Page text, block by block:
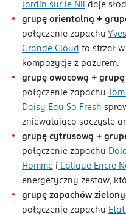
Jardin sur le Nildaje
grupę orientalną +
połączenie zapachu
Grande Cloud to strzał
kompozycje z pazurem.
grupę owocową +
połączenie zapachu
Daisy Eau So Fresh
zniewalająco soczyste
grupę cytrusową +
połączenie zapachu
Homme i Lalique Encre
energetyczny zestaw,
grupę zapachów
połączenie zapachu